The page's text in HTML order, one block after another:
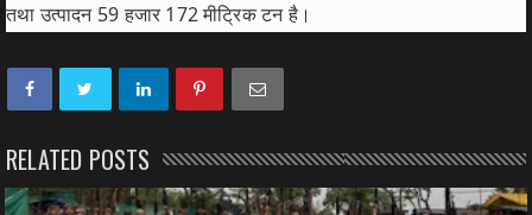
तथा उत्पादन 59 हजार 172 मीट्रिक टन है।
RELATED POSTS